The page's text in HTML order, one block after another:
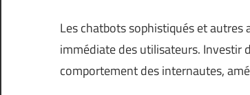
Les chatbots sophistiqués et
immédiate des utilisateurs. Investir
comportement des internautes,